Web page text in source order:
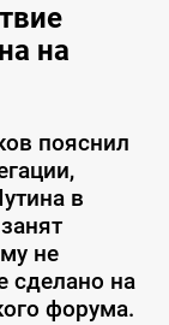
на
пояснил
в
не
сделано на
форума.